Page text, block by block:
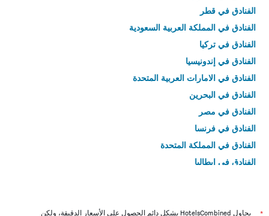
الفنادق في قطر
الفنادق في المملكة العربية السعودية
الفنادق في تركيا
الفنادق في إندونيسيا
الفنادق في الامارات العربية المتحدة
الفنادق في البحرين
الفنادق في مصر
الفنادق في فرنسا
الفنادق في المملكة المتحدة
الفنادق في إيطاليا
يحاول HotelsCombined بشكل دائم الحصول على الأسعار الدقيقة، ولكن